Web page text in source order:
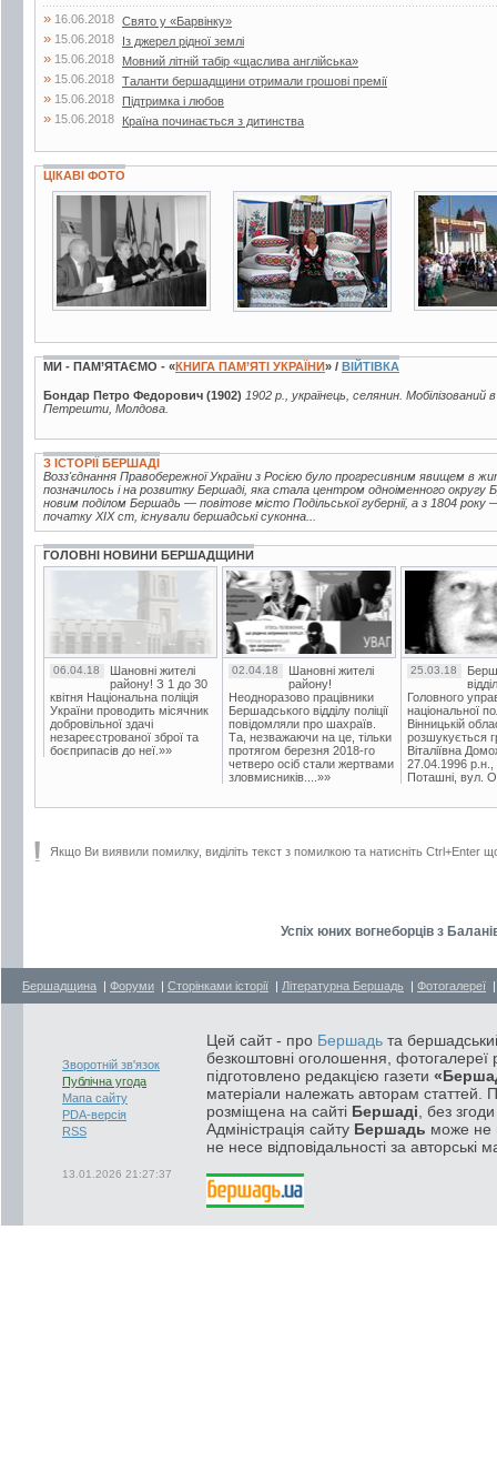
» 16.06.2018 Свято у «Барвінку»
» 15.06.2018 Із джерел рідної землі
» 15.06.2018 Мовний літній табір «щаслива англійська»
» 15.06.2018 Таланти бершадщини отримали грошові премії
» 15.06.2018 Підтримка і любов
» 15.06.2018 Країна починається з дитинства
ЦІКАВІ ФОТО
14 фото 5 фото
МИ - ПАМ’ЯТАЄМО - «КНИГА ПАМ’ЯТІ УКРАЇНИ» / ВІЙТІВКА
Бондар Петро Федорович (1902) 1902 р., українець, селянин.
Петрешти, Молдова.
З ІСТОРІЇ БЕРШАДІ
Возз'єднання Правобережної України з Росією було прогресивним явищем в
позначилось і на розвитку Бершаді, яка стала центром одноіменного округу
новим поділом Бершадь — повітове місто Подільської губернії, а з 1804
початку XIX ст, існували бершадські суконна...
ГОЛОВНІ НОВИНИ БЕРШАДЩИНИ
06.04.18
Шановні жителі
району! З 1 до 30
квітня Національна поліція
України проводить місячник
добровільної здачі
незареєстрованої зброї та
боєприпасів до неї.»»
02.04.18
Шановні жителі
району!
Неодноразово працівники
Бершадського відділу поліції
повідомляли про шахраїв.
Та, незважаючи на це, тільки
протягом березня 2018-го
четверо осіб стали жертвами
зловмисників....»»
25.03.18
Головного
національної
Вінницькій
розшукується
Віталіївна
27.04.1996 р.н.,
Поташні, вул.
Якщо Ви виявили помилку, виділіть текст з помилкою та натисніть Ctrl+Enter
Успіх юних вогнеборців з
Бершадщина | Форуми | Сторінками історії | Літературна Бершадь | Фотогалереї
Зворотній зв'язок
Публічна угода
Мапа сайту
PDA-версія
RSS
13.01.2026 21:27:37
Цей сайт - про Бершадь та
безкоштовні оголошення, фотогалереї
підготовлено редакцією газети
матеріали належать авторам статтей.
розміщена на сайті Бершаді , без
Адміністрація сайту Бершадь може не
не несе відповідальності за авторські